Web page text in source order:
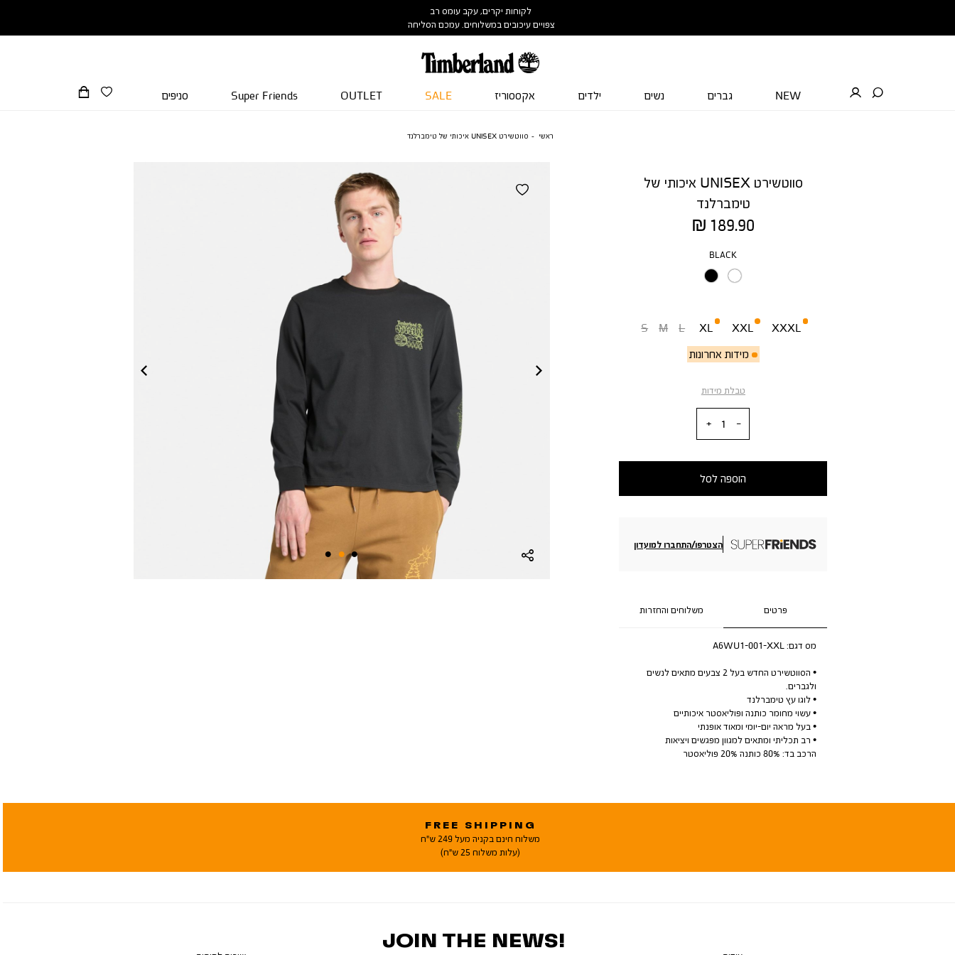
לקוחות יקרים, עקב עומס רב
צפויים עיכובים במשלוחים. עמכם הסליחה
NEW גברים נשים ילדים אקססוריז SALE
OUTLET
Super Friends סניפים
ראשי סווטשירט UNISEX איכותי של טימברלנד
סווטשירט UNISEX איכותי של
טימברלנד
מחיר
מוצר
189.90 ₪
צבע
BLACK
S M L
XL
מידות אחרונות
XXL XXXL
טבלת מידות
הוספה לסל
הצטרפו/התחברו למועדון
פרטים משלוחים והחזרות
מס דגם:A6WU1-001-XXL
• הסווטשירט החדש בעל 2 צבעים מתאים לנשים
ולגברים.
• לוגו עץ טימברלנד
• עשוי מחומר כותנה ופוליאסטר איכותיים
• בעל מראה יום-יומי ומאוד אופנתי
• רב תכליתי ומתאים למגוון מפגשים ויציאות
הרכב בד: 80% כותנה 20% פוליאסטר
FREE SHIPPING
משלוח חינם בקניה מעל 249 ש"ח
(עלות משלוח 25 ש"ח)
JOIN THE NEWS!